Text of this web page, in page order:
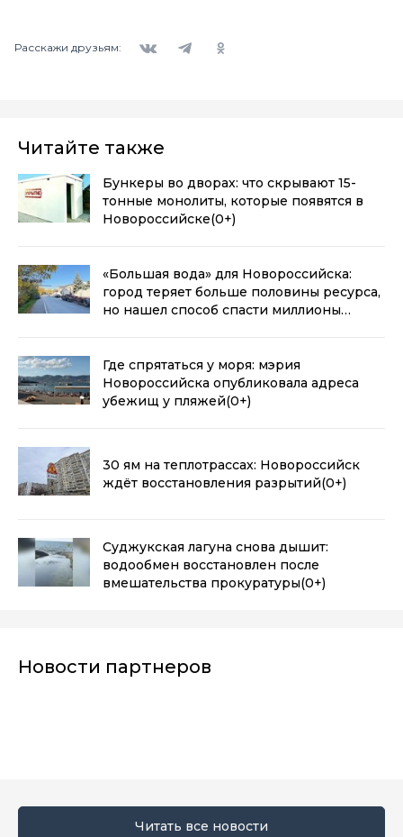
Расскажи друзьям:
Читайте также
Бункеры во дворах: что скрывают 15-
тонные монолиты, которые появятся в
Новороссийске(0+)
«Большая вода» для Новороссийска:
город теряет больше половины ресурса,
но нашел способ спасти миллионы
Где спрятаться у моря: мэрия
Новороссийска опубликовала адреса
убежищ у пляжей(0+)
30 ям на теплотрассах: Новороссийск
ждёт восстановления разрытий(0+)
Суджукская лагуна снова дышит:
водообмен восстановлен после
вмешательства прокуратуры(0+)
Новости партнеров
Читать все новости